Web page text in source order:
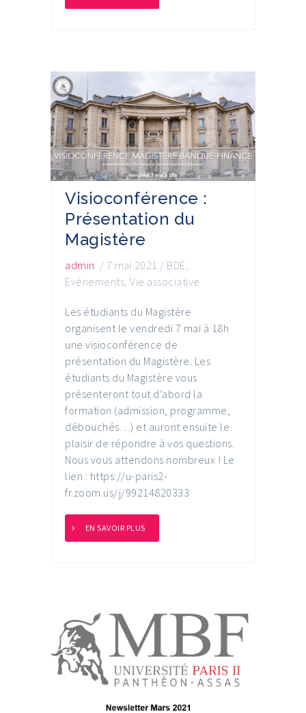
Visioconférence :
Présentation du
Magistère
admin / 7 mai 2021 / BDE,
Événements, Vie associative
Les étudiants du Magistère
organisent le vendredi 7 mai à 18h
une visioconférence de
présentation du Magistère. Les
étudiants du Magistère vous
présenteront tout d’abord la
formation (admission, programme,
débouchés…) et auront ensuite le
plaisir de répondre à vos questions.
Nous vous attendons nombreux ! Le
lien : https://u-paris2-
fr.zoom.us/j/99214820333
EN SAVOIR PLUS